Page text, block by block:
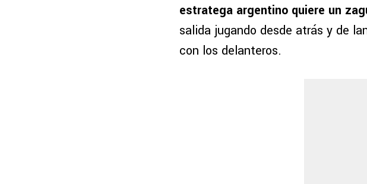
estratega argentino quiere un
salida jugando desde atrás y de
con los delanteros.